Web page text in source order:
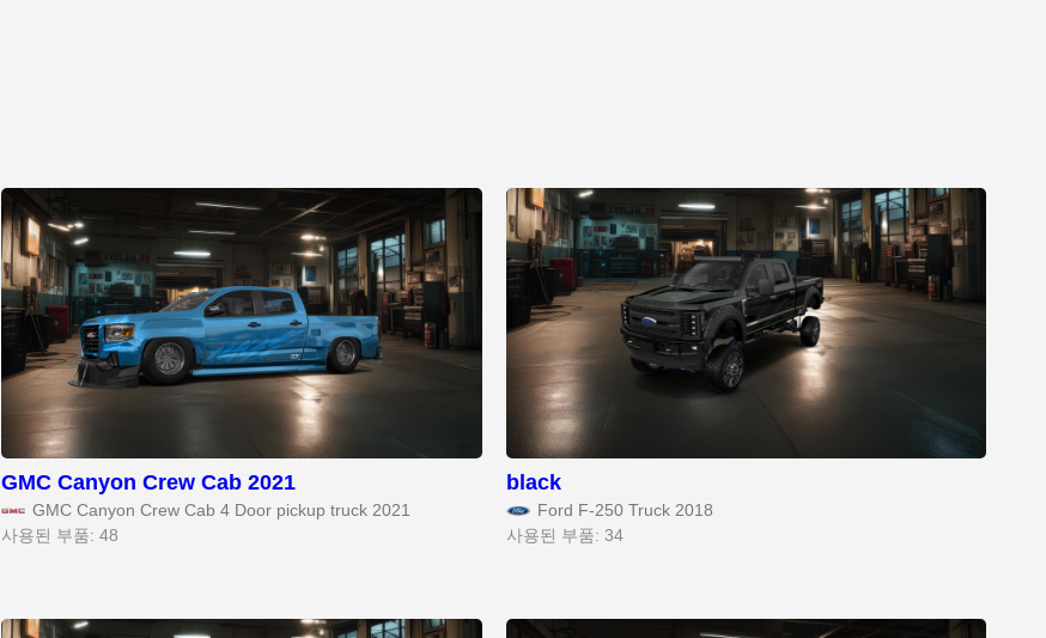
GMC Canyon Crew Cab 2021
GMC Canyon Crew Cab 4 Door pickup truck 2021
사용된 부품: 48
black
Ford F-250 Truck 2018
사용된 부품: 34